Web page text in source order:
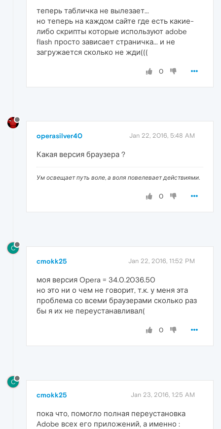
теперь табличка не вылезает...
но теперь на каждом сайте где есть какие-
либо скрипты которые используют adobe
flash просто зависает страничка... и не
загружается сколько не жди(((
0
operasilver40 Jan 22, 2016, 5:48 AM
Какая версия браузера ?
Ум освещает путь воле, а воля повелевает действиями.
0
C
cmokk25 Jan 22, 2016, 11:52 PM
моя версия Opera = 34.0.2036.50
но это ни о чем не говорит, т.к. у меня эта
проблема со всеми браузерами сколько раз
бы я их не переустанавливал(
0
C
cmokk25 Jan 23, 2016, 1:25 AM
пока что, помогло полная переустановка
Adobe всех его приложений, а именно :